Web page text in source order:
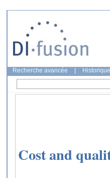
Recherche avancée
Cost and